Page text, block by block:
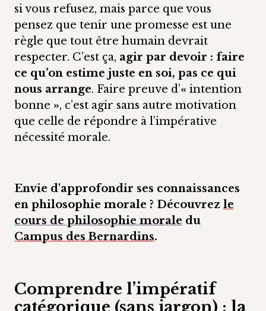
si vous refusez, mais parce que vous
pensez que tenir une promesse est une
règle que tout être humain devrait
respecter. C’est ça, agir par devoir : faire
ce qu’on estime juste en soi, pas ce qui
nous arrange. Faire preuve d’« intention
bonne », c’est agir sans autre motivation
que celle de répondre à l’impérative
nécessité morale.
Envie d'approfondir ses connaissances
en philosophie morale ? Découvrez le
cours de philosophie morale du
Campus des Bernardins.
Comprendre l’impératif
catégorique (sans jargon) : la